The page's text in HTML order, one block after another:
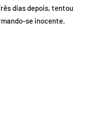
dias depois, tentou
se inocente.